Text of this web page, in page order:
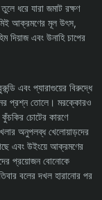
ধরে যারা জমাট রক্ষণ
আক্রমণের মূল উৎস,
দিয়াজ এবং উনাহি চাপের
এবং প্যারাগুয়ের বিরুদ্ধে
প্রশ্ন তোলে। মরক্কোরও
চোটের কারণে
অনুপলব্ধ খেলোয়াড়দের
এবং উইংয়ে আক্রমণের
প্রয়োজন বোনোকে
বলের দখল হারানোর পর